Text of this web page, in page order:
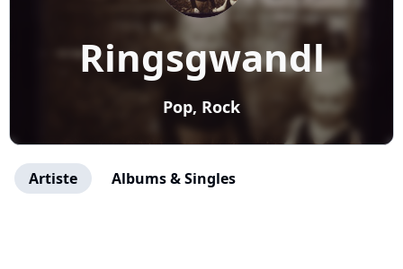
Ringsgwandl
Pop, Rock
Artiste Albums & Singles